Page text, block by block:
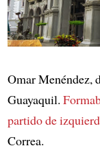
Omar Menéndez,
Guayaquil.
partido de
Correa.